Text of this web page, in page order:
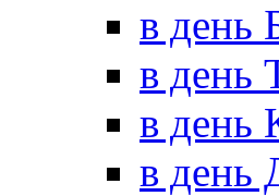
в день
в день
в день
в день